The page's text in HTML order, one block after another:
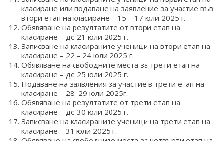
класиране или подаване на заявление за участие във
втори етап на класиране – 15 – 17 юли 2025 г.
Обявяване на резултатите от втори етап на
класиране – до 21 юли 2025 г.
Записване на класираните ученици на втори етап на
класиране – 22 – 24 юли 2025 г.
Обявяване на свободните места за трети етап на
класиране – до 25 юли 2025 г.
Подаване на заявления за участие в трети етап на
класиране – 28–29 юли 2025г.
Обявяване на резултатите от трети етап на
класиране – до 30 юли 2025 г.
Записване на класираните ученици на трети етап на
класиране – 31 юли 2025 г.